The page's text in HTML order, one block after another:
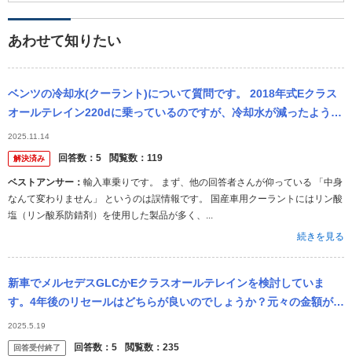
あわせて知りたい
ベンツの冷却水(クーラント)について質問です。 2018年式Eクラス
オールテレイン220dに乗っているのですが、冷却水が減ったようで
警告が出たので補充したいのですが何を入れていいのかわかりま...
2025.11.14
解決済み 回答数： 5 閲覧数： 119
ベストアンサー： 輸入車乗りです。 まず、他の回答者さんが仰っている 「中身
なんて変わりません」 というのは誤情報です。 国産車用クーラントにはリン酸
塩（リン酸系防錆剤）を使用した製品が多く、...
続きを見る
新車でメルセデスGLCかEクラスオールテレインを検討していま
す。4年後のリセールはどちらが良いのでしょうか？元々の金額が違
うので%だとどちらが多く残ると予想されますでしょうか。
2025.5.19
回答受付終了 回答数： 5 閲覧数： 235